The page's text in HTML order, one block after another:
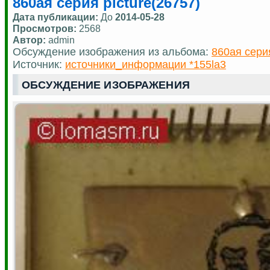
Дата публикации: До 2014-05-28
Просмотров: 2568
Автор: admin
Обсуждение изображения из альбома: 860ая
Источник: источники_информации *155la3
ОБСУЖДЕНИЕ ИЗОБРАЖЕНИЯ